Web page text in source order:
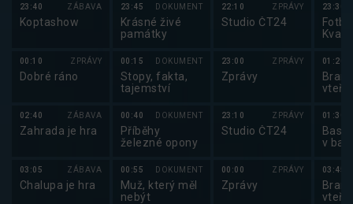
23:40 ZÁBAVA
Koptashow
00:10 ZPRÁVY
Dobré ráno
02:40 ZÁBAVA
Zahrada je hra
03:05 ZÁBAVA
Chalupa je hra
23:45 DOKUMENT
Krásné živé
památky
00:15 DOKUMENT
Stopy, fakta,
tajemství
00:40 DOKUMENT
Příběhy
železné opony
00:55 DOKUMENT
Muž, který měl
nebýt
22:10 ZPRÁVY
Studio ČT24
23:00 ZPRÁVY
Zprávy
23:10 ZPRÁVY
Studio ČT24
00:00 ZPRÁVY
Zprávy
23:30
2027
01:20
01:30
v
03:45